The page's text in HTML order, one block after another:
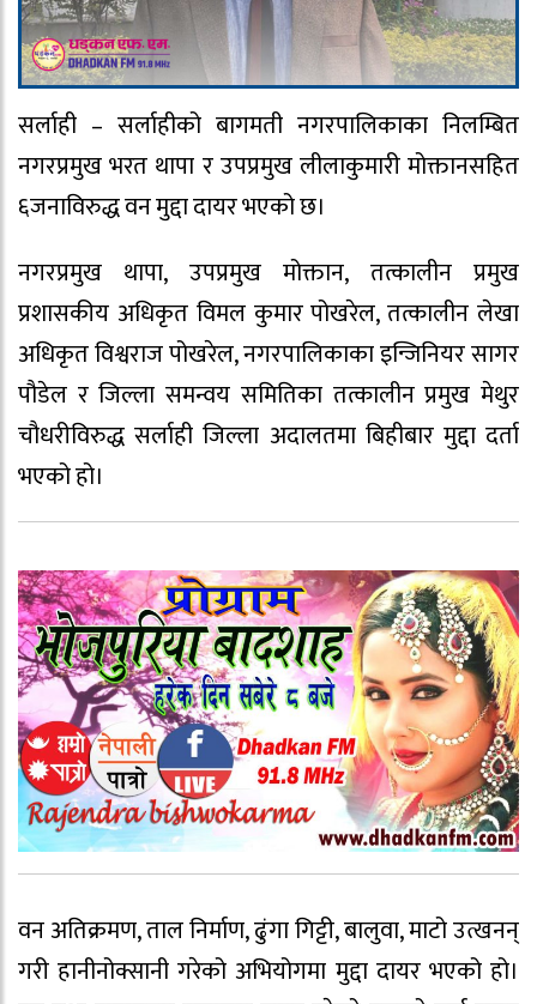
सर्लाही – सर्लाहीको बागमती नगरपालिकाका निलम्बित
नगरप्रमुख भरत थापा र उपप्रमुख लीलाकुमारी मोक्तानसहित
६जनाविरुद्ध वन मुद्दा दायर भएको छ।
नगरप्रमुख थापा, उपप्रमुख मोक्तान, तत्कालीन प्रमुख
प्रशासकीय अधिकृत विमल कुमार पोखरेल, तत्कालीन लेखा
अधिकृत विश्वराज पोखरेल, नगरपालिकाका इन्जिनियर सागर
पौडेल र जिल्ला समन्वय समितिका तत्कालीन प्रमुख मेथुर
चौधरीविरुद्ध सर्लाही जिल्ला अदालतमा बिहीबार मुद्दा दर्ता
भएको हो।
वन अतिक्रमण, ताल निर्माण, ढुंगा गिट्टी, बालुवा, माटो उत्खनन्
गरी हानीनोक्सानी गरेको अभियोगमा मुद्दा दायर भएको हो।